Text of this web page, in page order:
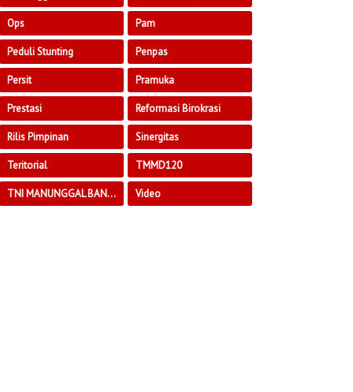
Ops Pam
Peduli Stunting Penpas
Persit Pramuka
Prestasi Reformasi Birokrasi
Rilis Pimpinan Sinergitas
Teritorial TMMD120
TNI MANUNGGAL BANGUN DESA Video